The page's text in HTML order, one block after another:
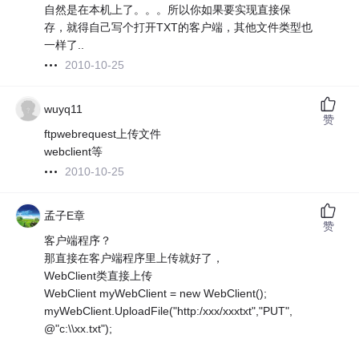
自然是在本机上了。。。所以你如果要实现直接保
存，就得自己写个打开TXT的客户端，其他文件类型也
一样了..
2010-10-25
wuyq11
ftpwebrequest上传文件
webclient等
2010-10-25
赞
孟子E章
客户端程序？
那直接在客户端程序里上传就好了，
WebClient类直接上传
WebClient myWebClient = new WebClient();
myWebClient.UploadFile("http:/xxx/xxxtxt","PUT",
@"c:\\xx.txt");
赞